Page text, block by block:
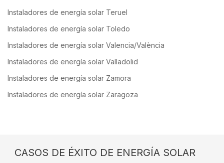
Instaladores de energía solar Teruel
Instaladores de energía solar Toledo
Instaladores de energía solar Valencia/València
Instaladores de energía solar Valladolid
Instaladores de energía solar Zamora
Instaladores de energía solar Zaragoza
CASOS DE ÉXITO DE ENERGÍA SOLAR